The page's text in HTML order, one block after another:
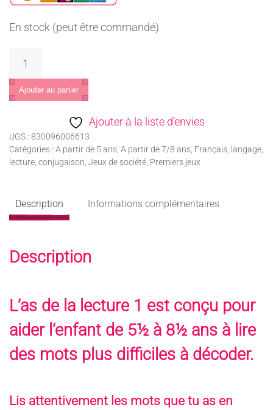
En stock (peut être commandé)
L'As
lecture
-
Ajouter au panier
Ajouter à la liste d’envies
UGS : 830096006613
Catégories : A partir de 5 ans, A partir de 7/8 ans, Français, langage,
lecture, conjugaison, Jeux de société, Premiers jeux
Description Informations complémentaires
Description
L’as de la lecture 1 est conçu pour
aider l’enfant de 5½ à 8½ ans à lire
des mots plus difficiles à décoder.
Lis attentivement les mots que tu as en